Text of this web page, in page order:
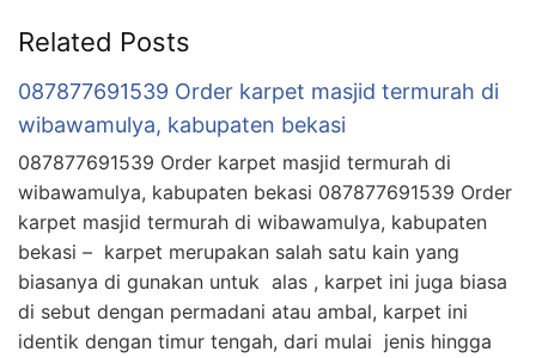
Related Posts
087877691539 Order karpet masjid termurah di
wibawamulya, kabupaten bekasi
087877691539 Order karpet masjid termurah di
wibawamulya, kabupaten bekasi 087877691539 Order
karpet masjid termurah di wibawamulya, kabupaten
bekasi – karpet merupakan salah satu kain yang
biasanya di gunakan untuk alas , karpet ini juga biasa
di sebut dengan permadani atau ambal, karpet ini
identik dengan timur tengah, dari mulai jenis hingga